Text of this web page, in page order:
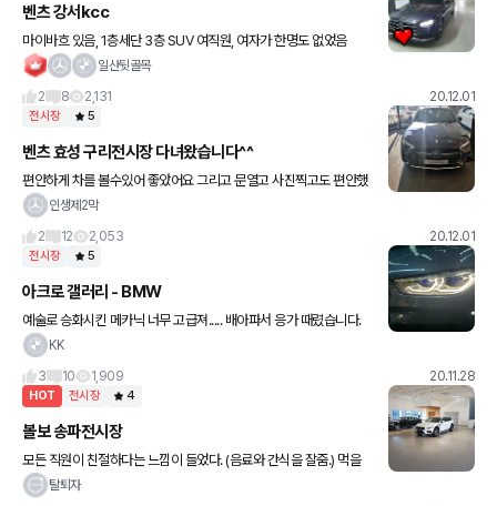
벤츠 강서kcc
마이바흐 있음, 1층세단 3층 SUV 여직원, 여자가 한명도 없었음
일산뒷골목
2
8 2,131 20.12.01
전시장 5
벤츠 효성 구리전시장 다녀왔습니다^^
편안하게 차를 볼수있어 좋았어요 그리고 문열고 사진찍고도 편안했
고.. 딜러분들이나 직원분들이 계속 옆에계시면 전 쬐끔 불편해하는
인생제2막
2
12 2,053 20.12.01
전시장 5
아크로 갤러리 - BMW
예술로 승화시킨 메카닉 너무 고급져..... 배아파서 응가 때렸습니다.
KK
3
10 1,909 20.11.28
HOT 전시장 4
볼보 송파전시장
모든 직원이 친절하다는 느낌이 들었다. (음료와 간식을 잘줌.) 먹을
거 잘주는 전시장: ?????????? 먹을거 안주는 전시장: ?????????? 전
탈퇴자